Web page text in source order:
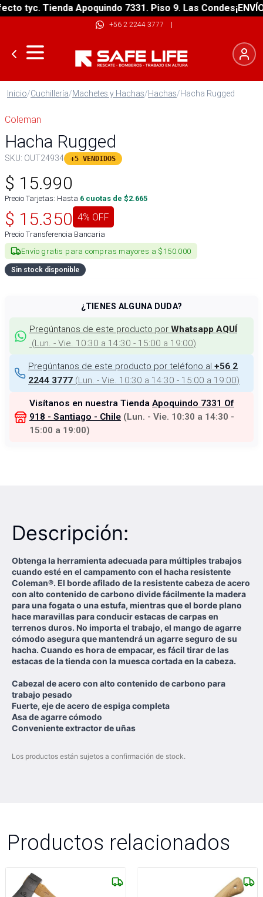
tyc. Tienda Apoquindo 7331. Piso 9. Las Condes¡ENVÍO
+56 2 2244 3777 |
Inicio/Cuchillería/Machetes y Hachas/Hachas/Hacha Rugged
Coleman
Hacha Rugged
SKU: OUT24934 +5 VENDIDOS
$ 15.990
Precio Tarjetas: Hasta 6 cuotas de $2.665
$ 15.350 4% OFF
Precio Transferencia Bancaria
Envío gratis para compras mayores a $150.000
Sin stock disponible
¿TIENES ALGUNA DUDA?
Pregúntanos de este producto por Whatsapp AQUÍ
(Lun. - Vie. 10:30 a 14:30 - 15:00 a 19:00)
Pregúntanos de este producto por teléfono al +56 2
2244 3777 (Lun. - Vie. 10:30 a 14:30 - 15:00 a 19:00)
Visítanos en nuestra Tienda Apoquindo 7331 Of
918 - Santiago - Chile (Lun. - Vie. 10:30 a 14:30 -
15:00 a 19:00)
Descripción:
Obtenga la herramienta adecuada para múltiples trabajos
cuando esté en el campamento con el hacha resistente
Coleman®. El borde afilado de la resistente cabeza de acero
con alto contenido de carbono divide fácilmente la madera
para una fogata o una estufa, mientras que el borde plano
hace maravillas para conducir estacas de carpas en
terrenos duros. No importa el trabajo, el mango de agarre
cómodo asegura que mantendrá un agarre seguro de su
hacha. Cuando es hora de empacar, es fácil tirar de las
estacas de la tienda con la muesca cortada en la cabeza.
Cabezal de acero con alto contenido de carbono para
trabajo pesado
Fuerte, eje de acero de espiga completa
Asa de agarre cómodo
Conveniente extractor de uñas
Los productos están sujetos a confirmación de stock.
Productos relacionados